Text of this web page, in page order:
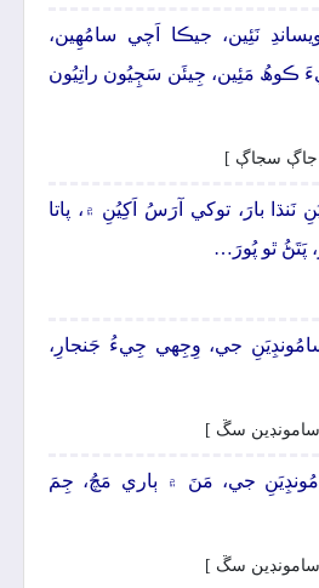
نَئِين، جيڪا اَچي سامُهِين،
ڪوھُ مَئِين، جِيئَن سَڄِيُون راتِيُون
جاڳ سجاڳ ]
نَنڌا بارَ، توکي آرَسُ اَکِيُنِ ۾، پاتا
پَتَڻُ ٿو پُورَ…
جي، وِجِهي جِيءُ جَنجارِ،
سڱ ]
جي، مَنَ ۾ ٻاري مَچُ، جِمَ
سڱ ]